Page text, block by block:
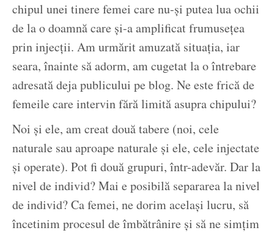
chipul unei tinere femei care nu-și putea lua ochii
de la o doamnă care și-a amplificat frumusețea
prin injecții. Am urmărit amuzată situația, iar
seara, înainte să adorm, am cugetat la o întrebare
adresată deja publicului pe blog. Ne este frică de
femeile care intervin fără limită asupra chipului?
Noi și ele, am creat două tabere (noi, cele
naturale sau aproape naturale și ele, cele injectate
și operate). Pot fi două grupuri, într-adevăr. Dar la
nivel de individ? Mai e posibilă separarea la nivel
de individ? Ca femei, ne dorim același lucru, să
încetinim procesul de îmbătrânire și să ne simțim